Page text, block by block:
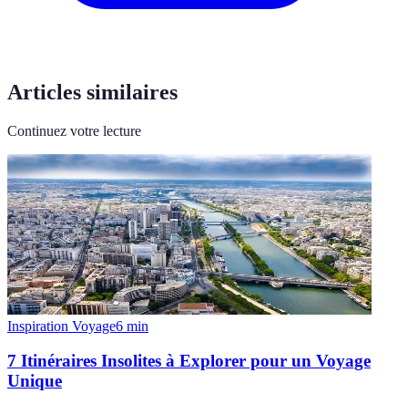
Articles similaires
Continuez votre lecture
Inspiration Voyage6 min
7 Itinéraires Insolites à Explorer pour un Voyage
Unique